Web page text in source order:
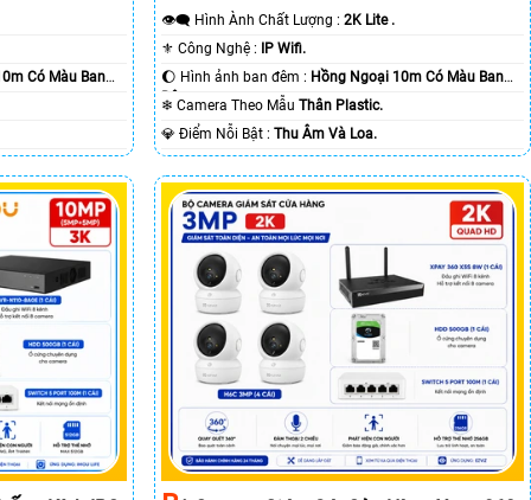
Có Màu Ban
👁️‍🗨 Hình Ành Chất Lượng :2K Lite .
⚜️ Công Nghệ : IP Wifi.
🌔 Hình ảnh ban đêm : Hồng Ngoại 10m Có Màu Ban
Ðêm.❄ Camera Theo MẫuThân Plastic.
️💎 Điểm Nỗi Bật :Thu Âm Và Loa.